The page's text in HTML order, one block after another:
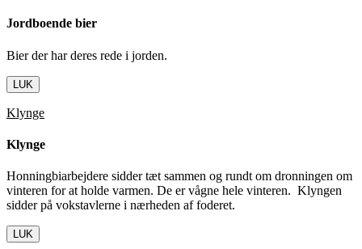
Jordboende bier
Bier der har deres rede i jorden.
LUK
Klynge
Klynge
Honningbiarbejdere sidder tæt sammen og rundt om dronningen om
vinteren for at holde varmen. De er vågne hele vinteren. Klyngen
sidder på vokstavlerne i nærheden af foderet.
LUK